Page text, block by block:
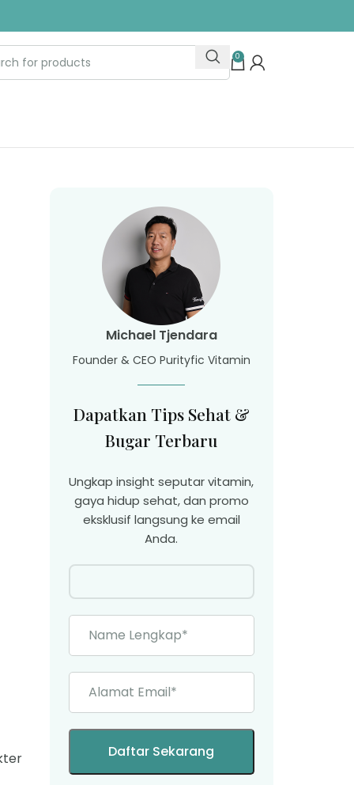
0
Michael Tjendara
Founder & CEO Purityfic Vitamin
Dapatkan Tips Sehat &
Bugar Terbaru
Ungkap insight seputar vitamin,
gaya hidup sehat, dan promo
eksklusif langsung ke email
Anda.